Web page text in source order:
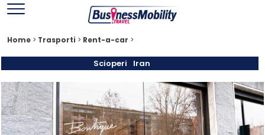
Home > Trasporti > Rent-a-car >
Scioperi Iran